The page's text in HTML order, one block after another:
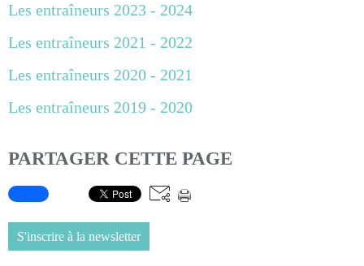
Les entraîneurs 2023 - 2024
Les entraîneurs 2021 - 2022
Les entraîneurs 2020 - 2021
Les entraîneurs 2019 - 2020
PARTAGER CETTE PAGE
S'inscrire à la newsletter